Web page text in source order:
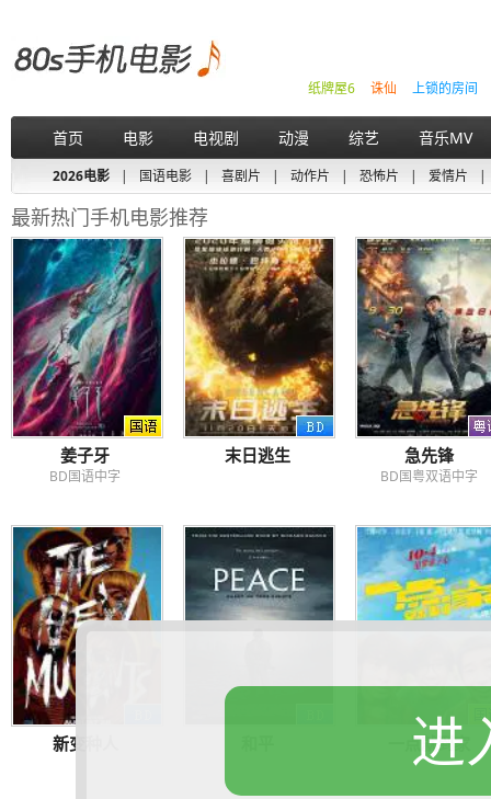
上锁的房间
诛仙
纸牌屋6
首页 电影 电视剧 动漫 综艺 音乐MV
2026电影 | 国语电影 | 喜剧片 | 动作片 | 恐怖片 | 爱情片 |
最新热门手机电影推荐
姜子牙
BD国语中字
末日逃生 急先锋
BD国粤双语中字
新变种人 一点就到家
进